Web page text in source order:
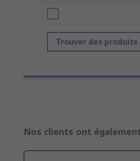
Trouver des
Nos clients ont